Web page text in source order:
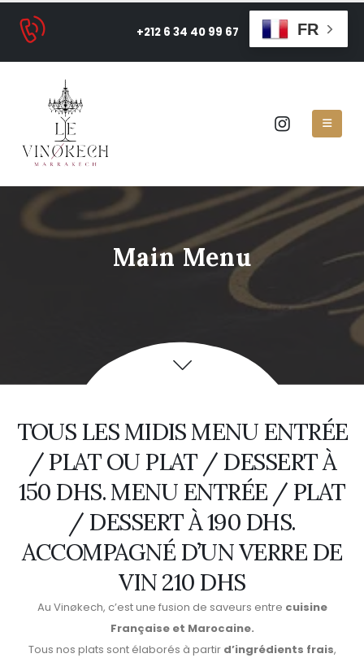
+212 6 34 40 99 67 FR
Main Menu
TOUS LES MIDIS MENU ENTRÉE
/ PLAT OU PLAT / DESSERT À
150 DHS. MENU ENTRÉE / PLAT
/ DESSERT À 190 DHS.
ACCOMPAGNÉ D’UN VERRE DE
VIN 210 DHS
Au Vinøkech, c’est une fusion de saveurs entre cuisine
Française et Marocaine.
Tous nos plats sont élaborés à partir d’ingrédients frais,